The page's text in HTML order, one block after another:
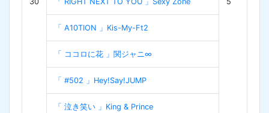
「 A10TION 」Kis-My-Ft2
「 ココロに花 」関ジャニ∞
「 #502 」Hey!Say!JUMP
「 泣き笑い 」King & Prince